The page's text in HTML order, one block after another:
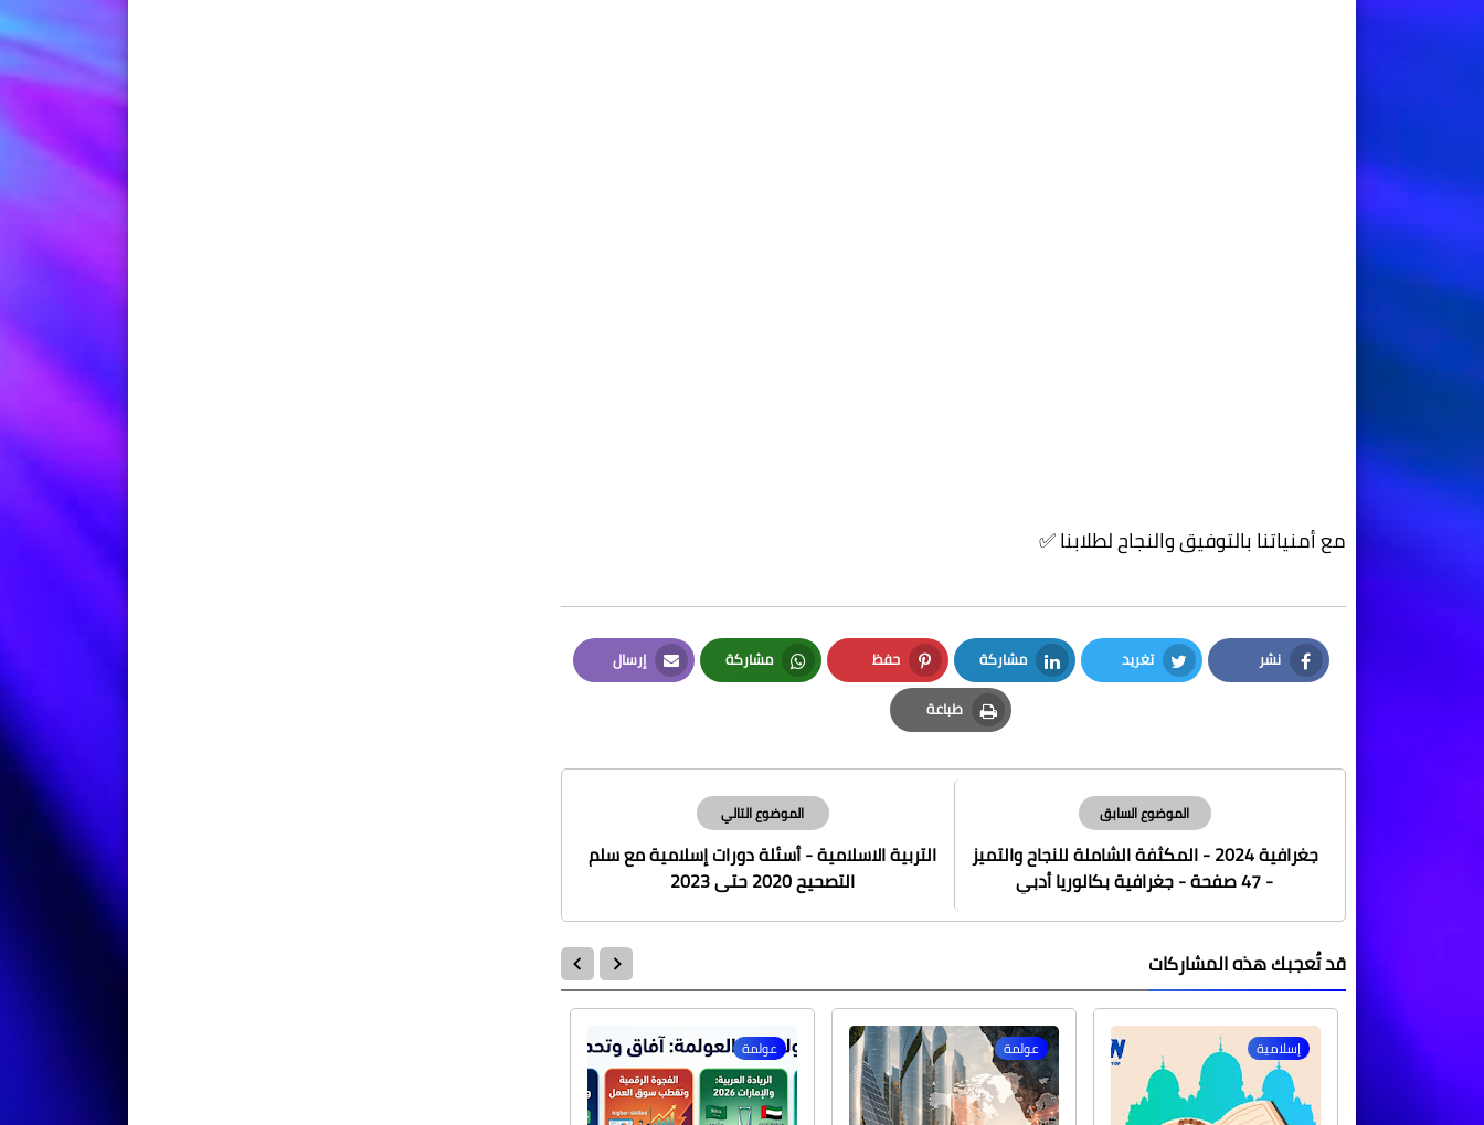
مع أمنياتنا بالتوفيق والنجاح لطلابنا ✅
نشر
Facebook
تغريد
Twitter
مشاركة
LinkedIn
حفظ
Pinterest
مشاركة
Whatsapp
إرسال
Email
طباعة
Print
الموضوع التالي
التربية الاسلامية - أسئلة دورات إسلامية مع سلم
التصحيح 2020 حتى 2023
الموضوع السابق
جغرافية 2024 - المكثفة الشاملة للنجاح والتميز
- 47 صفحة - جغرافية بكالوريا أدبي
قد تُعجبك هذه المشاركات
إسلامية عولمة عولمة